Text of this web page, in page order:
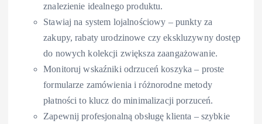
znalezienie idealnego produktu.
Stawiaj na system lojalnościowy – punkty za
zakupy, rabaty urodzinowe czy ekskluzywny dostęp
do nowych kolekcji zwiększa zaangażowanie.
Monitoruj wskaźniki odrzuceń koszyka – proste
formularze zamówienia i różnorodne metody
płatności to klucz do minimalizacji porzuceń.
Zapewnij profesjonalną obsługę klienta – szybkie